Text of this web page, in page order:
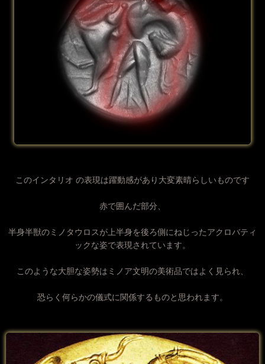
このインタリオ の表現は躍動感があり大変素晴らしいものです
赤で囲んだ部分、
半身半獣のミノタウロスが上半身を後ろ側にねじったアクロバティ
ックな姿で表現されています。
このような大胆な姿勢はミノア文明の美術品ではよく見られ、
恐らく何らかの儀式に関係するものと思われます。